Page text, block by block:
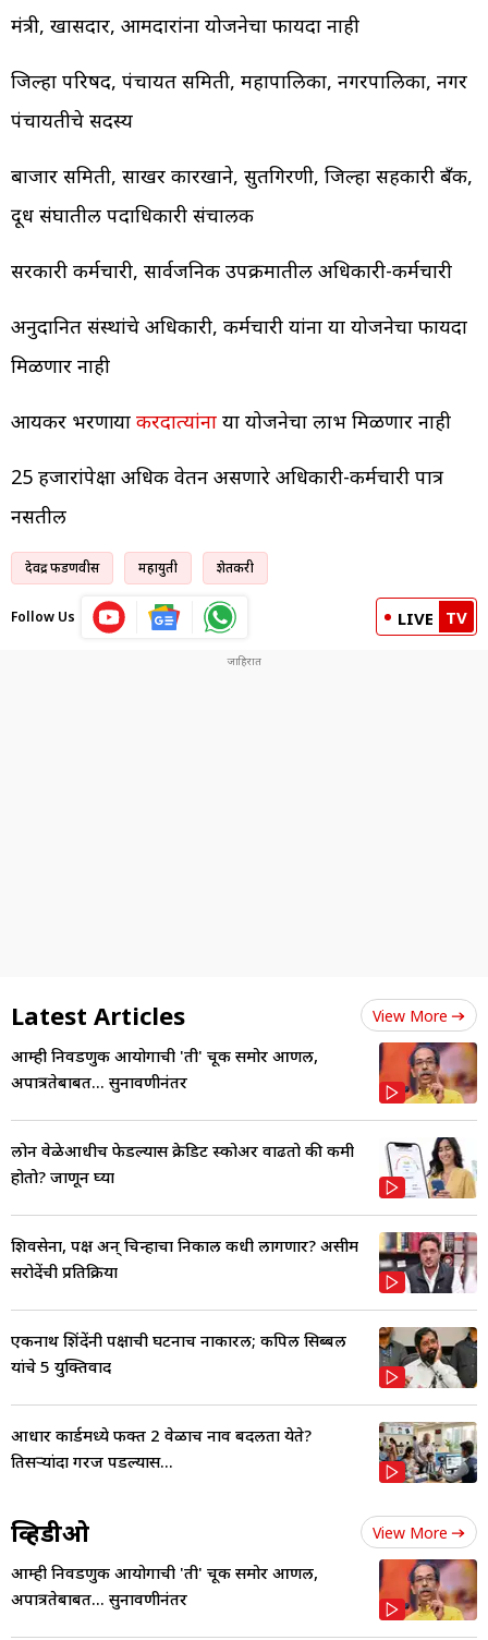
मंत्री, खासदार, आमदारांना योजनेचा फायदा नाही
जिल्हा परिषद, पंचायत समिती, महापालिका, नगरपालिका, नगर
पंचायतीचे सदस्य
बाजार समिती, साखर कारखाने, सुतगिरणी, जिल्हा सहकारी बँक,
दूध संघातील पदाधिकारी संचालक
सरकारी कर्मचारी, सार्वजनिक उपक्रमातील अधिकारी-कर्मचारी
अनुदानित संस्थांचे अधिकारी, कर्मचारी यांना या योजनेचा फायदा
मिळणार नाही
आयकर भरणाऱ्या करदात्यांना या योजनेचा लाभ मिळणार नाही
25 हजारांपेक्षा अधिक वेतन असणारे अधिकारी-कर्मचारी पात्र
नसतील
देवेंद्र फडणवीस महायुती शेतकरी
Follow Us LIVE TV
Latest Articles View More
आम्ही निवडणुक आयोगाची 'ती' चूक समोर आणली,
अपात्रतेबाबत... सुनावणीनंतर
लोन वेळेआधीच फेडल्यास क्रेडिट स्कोअर वाढतो की कमी
होतो? जाणून घ्या
शिवसेना, पक्ष अन् चिन्हाचा निकाल कधी लागणार? असीम
सरोदेंची प्रतिक्रिया
एकनाथ शिंदेंनी पक्षाची घटनाच नाकारली; कपिल सिब्बल
यांचे 5 युक्तिवाद
आधार कार्डमध्ये फक्त 2 वेळाच नाव बदलता येते?
तिसऱ्यांदा गरज पडल्यास...
व्हिडीओ View More
आम्ही निवडणुक आयोगाची 'ती' चूक समोर आणली,
अपात्रतेबाबत... सुनावणीनंतर